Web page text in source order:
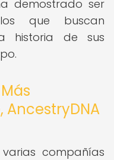
demostrado ser
que buscan
historia de sus
AncestryDNA
compañías